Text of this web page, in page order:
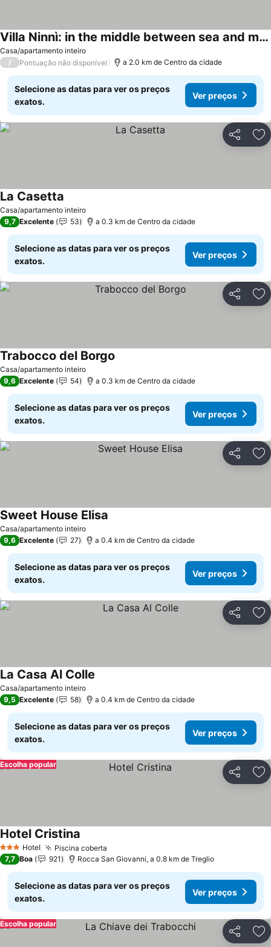
Casa/apartamento inteiro
Villa Ninnì: in the middle between sea and mountains of Abruzzo (pet/kids friendly)
/ Pontuação não disponível a 2.0 km de Centro da cidade
Selecione as datas para ver os preços
exatos.
Ver preços
Partilhar
Casa/apartamento inteiro
La Casetta
9,7 Excelente 53 a 0.3 km de Centro da cidade
Selecione as datas para ver os preços
exatos.
Ver preços
Partilhar
Casa/apartamento inteiro
Trabocco del Borgo
9,6 Excelente 54 a 0.3 km de Centro da cidade
Selecione as datas para ver os preços
exatos.
Ver preços
Partilhar
Casa/apartamento inteiro
Sweet House Elisa
9,6 Excelente 27 a 0.4 km de Centro da cidade
Selecione as datas para ver os preços
exatos.
Ver preços
Partilhar
Casa/apartamento inteiro
La Casa Al Colle
9,5 Excelente 58 a 0.4 km de Centro da cidade
Selecione as datas para ver os preços
exatos.
Ver preços
Partilhar
Escolha popular
3 EstrelasHotel Piscina coberta
Hotel Cristina
7,7 Boa 921 Rocca San Giovanni, a 0.8 km de Treglio
Selecione as datas para ver os preços
exatos.
Ver preços
Partilhar
Escolha popular